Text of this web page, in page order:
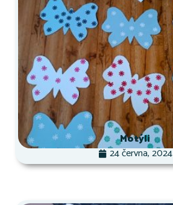
Motýli
24 června, 2024